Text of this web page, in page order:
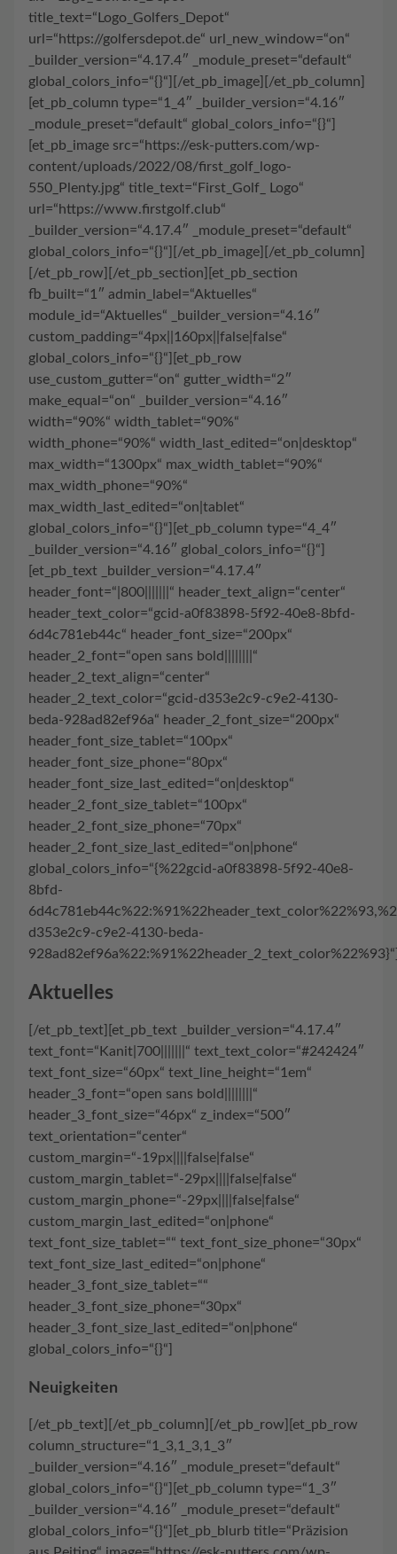
title_text=“Logo_Golfers_Depot“
url=“https://golfersdepot.de“ url_new_window=“on“
_builder_version=“4.17.4″ _module_preset=“default“
global_colors_info=“{}“][/et_pb_image][/et_pb_column]
[et_pb_column type=“1_4″ _builder_version=“4.16″
_module_preset=“default“ global_colors_info=“{}“]
[et_pb_image src=“https://esk-putters.com/wp-
content/uploads/2022/08/first_golf_logo-
550_Plenty.jpg“ title_text=“First_Golf_ Logo“
url=“https://www.firstgolf.club“
_builder_version=“4.17.4″ _module_preset=“default“
global_colors_info=“{}“][/et_pb_image][/et_pb_column]
[/et_pb_row][/et_pb_section][et_pb_section
fb_built=“1″ admin_label=“Aktuelles“
module_id=“Aktuelles“ _builder_version=“4.16″
custom_padding=“4px||160px||false|false“
global_colors_info=“{}“][et_pb_row
use_custom_gutter=“on“ gutter_width=“2″
make_equal=“on“ _builder_version=“4.16″
width=“90%“ width_tablet=“90%“
width_phone=“90%“ width_last_edited=“on|desktop“
max_width=“1300px“ max_width_tablet=“90%“
max_width_phone=“90%“
max_width_last_edited=“on|tablet“
global_colors_info=“{}“][et_pb_column type=“4_4″
_builder_version=“4.16″ global_colors_info=“{}“]
[et_pb_text _builder_version=“4.17.4″
header_font=“|800|||||||“ header_text_align=“center“
header_text_color=“gcid-a0f83898-5f92-40e8-8bfd-
6d4c781eb44c“ header_font_size=“200px“
header_2_font=“open sans bold||||||||“
header_2_text_align=“center“
header_2_text_color=“gcid-d353e2c9-c9e2-4130-
beda-928ad82ef96a“ header_2_font_size=“200px“
header_font_size_tablet=“100px“
header_font_size_phone=“80px“
header_font_size_last_edited=“on|desktop“
header_2_font_size_tablet=“100px“
header_2_font_size_phone=“70px“
header_2_font_size_last_edited=“on|phone“
global_colors_info=“{%22gcid-a0f83898-5f92-40e8-
8bfd-
d353e2c9-c9e2-4130-beda-
Aktuelles
[/et_pb_text][et_pb_text _builder_version=“4.17.4″
text_font=“Kanit|700|||||||“ text_text_color=“#242424″
text_font_size=“60px“ text_line_height=“1em“
header_3_font=“open sans bold||||||||“
header_3_font_size=“46px“ z_index=“500″
text_orientation=“center“
custom_margin=“-19px||||false|false“
custom_margin_tablet=“-29px||||false|false“
custom_margin_phone=“-29px||||false|false“
custom_margin_last_edited=“on|phone“
text_font_size_tablet=““ text_font_size_phone=“30px“
text_font_size_last_edited=“on|phone“
header_3_font_size_tablet=““
header_3_font_size_phone=“30px“
header_3_font_size_last_edited=“on|phone“
global_colors_info=“{}“]
Neuigkeiten
[/et_pb_text][/et_pb_column][/et_pb_row][et_pb_row
column_structure=“1_3,1_3,1_3″
_builder_version=“4.16″ _module_preset=“default“
global_colors_info=“{}“][et_pb_column type=“1_3″
_builder_version=“4.16″ _module_preset=“default“
global_colors_info=“{}“][et_pb_blurb title=“Präzision